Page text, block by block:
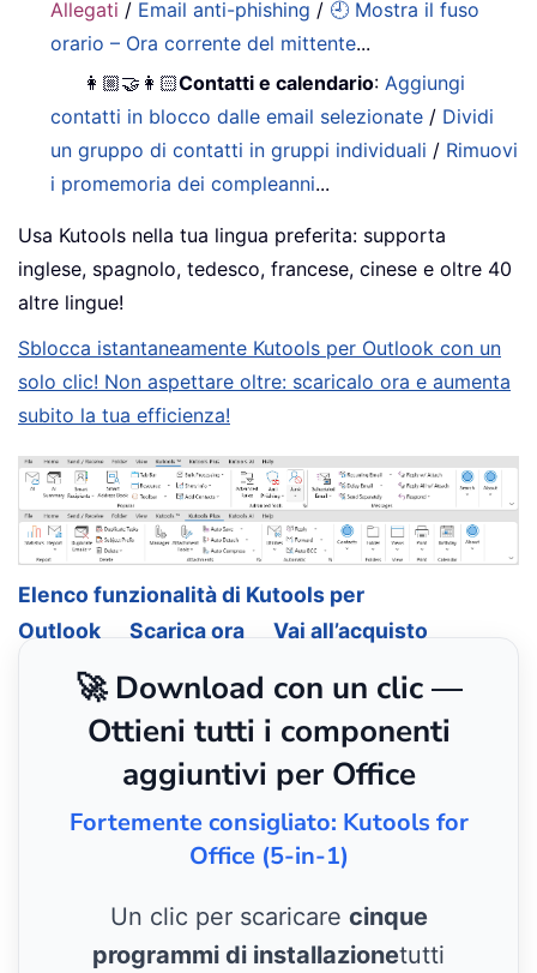
Allegati / Email anti-phishing / 🕘 Mostra il fuso
orario – Ora corrente del mittente...
👩🏼‍🤝‍👩🏻Contatti e calendario:Aggiungi
contatti in blocco dalle email selezionate / Dividi
un gruppo di contatti in gruppi individuali / Rimuovi
i promemoria dei compleanni...
Usa Kutools nella tua lingua preferita: supporta
inglese, spagnolo, tedesco, francese, cinese e oltre 40
altre lingue!
Sblocca istantaneamente Kutools per Outlook con un
solo clic! Non aspettare oltre: scaricalo ora e aumenta
subito la tua efficienza!
Elenco funzionalità di Kutools per
Outlook
Scarica ora Vai all’acquisto
🚀 Download con un clic —
Ottieni tutti i componenti
aggiuntivi per Office
Fortemente consigliato: Kutools for
Office (5-in-1)
Un clic per scaricare cinque
programmi di installazionetutti